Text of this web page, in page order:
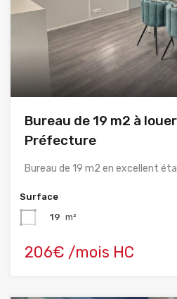
Bureau de 19 m2 à
Préfecture
Bureau de 19 m2 en excellent
Surface
19 m²
206€ /mois HC